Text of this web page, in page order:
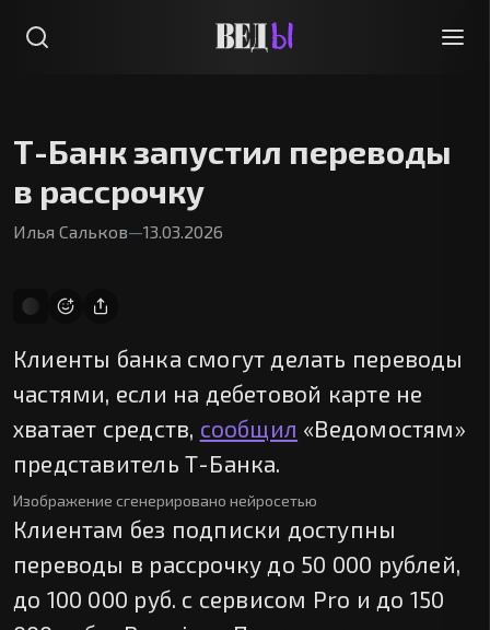
Т-Банк запустил переводы
в рассрочку
Илья Сальков—13.03.2026
Клиенты банка смогут делать переводы
частями, если на дебетовой карте не
хватает средств, сообщил «Ведомостям»
представитель Т-Банка.
Изображение сгенерировано нейросетью
Клиентам без подписки доступны
переводы в рассрочку до 50 000 рублей,
до 100 000 руб. с сервисом Pro и до 150